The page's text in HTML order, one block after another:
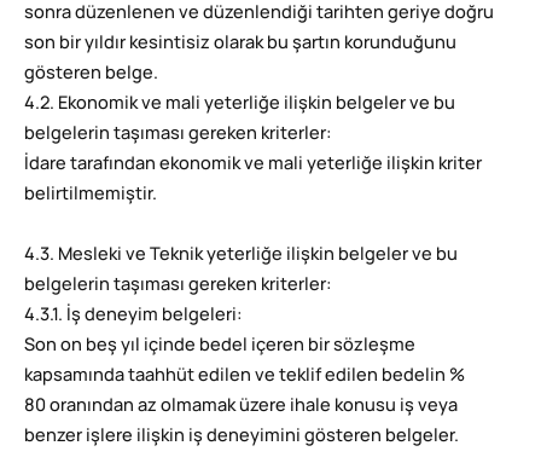
sonra düzenlenen ve düzenlendiği tarihten geriye doğru
son bir yıldır kesintisiz olarak bu şartın korunduğunu
gösteren belge.
4.2. Ekonomik ve mali yeterliğe ilişkin belgeler ve bu
belgelerin taşıması gereken kriterler:
İdare tarafından ekonomik ve mali yeterliğe ilişkin kriter
belirtilmemiştir.
4.3. Mesleki ve Teknik yeterliğe ilişkin belgeler ve bu
belgelerin taşıması gereken kriterler:
4.3.1. İş deneyim belgeleri:
Son on beş yıl içinde bedel içeren bir sözleşme
kapsamında taahhüt edilen ve teklif edilen bedelin %
80 oranından az olmamak üzere ihale konusu iş veya
benzer işlere ilişkin iş deneyimini gösteren belgeler.